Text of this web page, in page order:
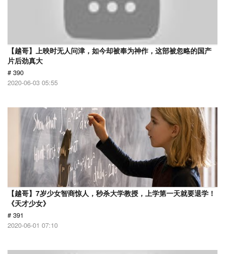
【越哥】上映时无人问津，如今却被奉为神作，这部被忽略的国产
片后劲真大
# 390
2020-06-03 05:55
【越哥】7岁少女智商惊人，秒杀大学教授，上学第一天就要退学！
《天才少女》
# 391
2020-06-01 07:10